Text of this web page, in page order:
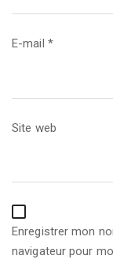
E-mail *
Site web
Enregistrer mon
navigateur pour